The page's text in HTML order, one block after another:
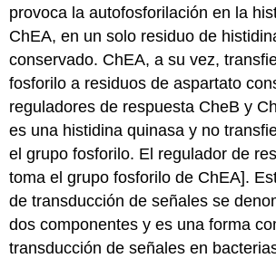
provoca la autofosforilación en la
ChEA, en un solo residuo de
conservado. ChEA, a su vez,
fosforilo a residuos de aspartato
reguladores de respuesta CheB y
es una histidina quinasa y no
el grupo fosforilo. El regulador de
toma el grupo fosforilo de ChEA].
de transducción de señales se
dos componentes y es una forma
transducción de señales en